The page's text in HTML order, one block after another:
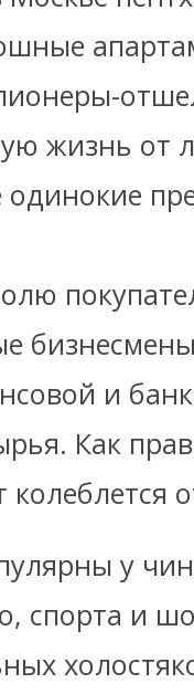
жизнь от
и
Как
у
спорта и